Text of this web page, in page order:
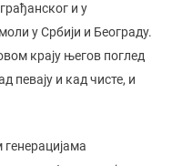
и у
у Србији и Београду.
крају његов поглед
певају и кад чисте, и